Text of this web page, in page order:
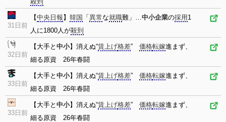
31日前
【中央日報 】 韓国 「 異常な就職難」…中小企業の採用 1
人に1800人が殺到
32日前
【大手と 中小】消えぬ“賃上げ格差” 価格転嫁進まず、
細る原資 26年春闘
33日前
【大手と 中小】消えぬ“賃上げ格差” 価格転嫁進まず、
細る原資 26年春闘
33日前
【大手と 中小】消えぬ“賃上げ格差” 価格転嫁進まず、
細る原資 26年春闘